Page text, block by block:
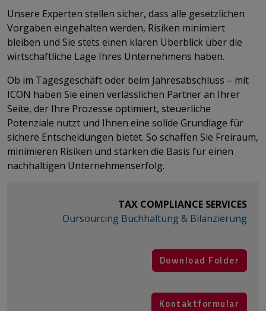
Unsere Experten stellen sicher, dass alle gesetzlichen
Vorgaben eingehalten werden, Risiken minimiert
bleiben und Sie stets einen klaren Überblick über die
wirtschaftliche Lage Ihres Unternehmens haben.
Ob im Tagesgeschäft oder beim Jahresabschluss – mit
ICON haben Sie einen verlässlichen Partner an Ihrer
Seite, der Ihre Prozesse optimiert, steuerliche
Potenziale nutzt und Ihnen eine solide Grundlage für
sichere Entscheidungen bietet. So schaffen Sie Freiraum,
minimieren Risiken und stärken die Basis für einen
nachhaltigen Unternehmenserfolg.
TAX COMPLIANCE SERVICES ​​​​
Oursourcing Buchhaltung & Bilanzierung
Download Folder
Kontaktformular